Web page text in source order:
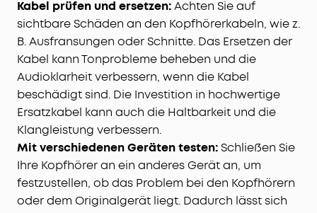
Kabel prüfen und ersetzen:Achten Sie auf
sichtbare Schäden an den Kopfhörerkabeln, wie z.
B. Ausfransungen oder Schnitte. Das Ersetzen der
Kabel kann Tonprobleme beheben und die
Audioklarheit verbessern, wenn die Kabel
beschädigt sind. Die Investition in hochwertige
Ersatzkabel kann auch die Haltbarkeit und die
Klangleistung verbessern.
Mit verschiedenen Geräten testen:Schließen Sie
Ihre Kopfhörer an ein anderes Gerät an, um
festzustellen, ob das Problem bei den Kopfhörern
oder dem Originalgerät liegt. Dadurch lässt sich